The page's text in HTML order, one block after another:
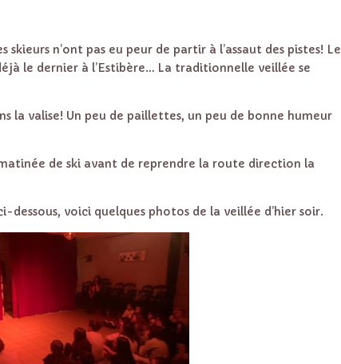
n’ont pas eu peur de partir à l’assaut des pistes! Le
le dernier à l’Estibère… La traditionnelle veillée se
la valise! Un peu de paillettes, un peu de bonne humeur
de ski avant de reprendre la route direction la
voici quelques photos de la veillée d’hier soir.